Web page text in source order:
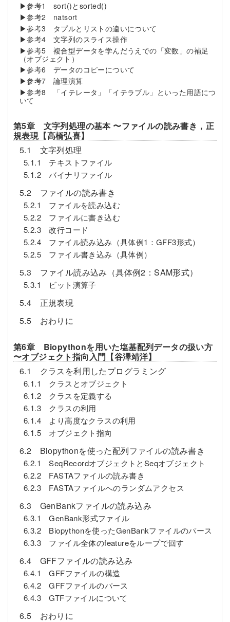
▶参考1 sort()とsorted()
▶参考2 natsort
▶参考3 タプルとリストの違いについて
▶参考4 文字列のスライス操作
▶参考5 複合型データを学んだうえでの「変数」の補足
（オブジェクト）
▶参考6 データのコピーについて
▶参考7 論理演算
▶参考8 「イテレータ」「イテラブル」といった用語につ
いて
第5章 文字列処理の基本 〜ファイルの読み書き，正
規表現【高橋弘喜】
5.1 文字列処理
5.1.1 テキストファイル
5.1.2 バイナリファイル
5.2 ファイルの読み書き
5.2.1 ファイルを読み込む
5.2.2 ファイルに書き込む
5.2.3 改行コード
5.2.4 ファイル読み込み（具体例1：GFF3形式）
5.2.5 ファイル書き込み（具体例）
5.3 ファイル読み込み（具体例2：SAM形式）
5.3.1 ビット演算子
5.4 正規表現
5.5 おわりに
第6章 Biopythonを用いた塩基配列データの扱い方
〜オブジェクト指向入門【谷澤靖洋】
6.1 クラスを利用したプログラミング
6.1.1 クラスとオブジェクト
6.1.2 クラスを定義する
6.1.3 クラスの利用
6.1.4 より高度なクラスの利用
6.1.5 オブジェクト指向
6.2 Biopythonを使った配列ファイルの読み書き
6.2.1 SeqRecordオブジェクトとSeqオブジェクト
6.2.2 FASTAファイルの読み書き
6.2.3 FASTAファイルへのランダムアクセス
6.3 GenBankファイルの読み込み
6.3.1 GenBank形式ファイル
6.3.2 Biopythonを使ったGenBankファイルのパース
6.3.3 ファイル全体のfeatureをループで回す
6.4 GFFファイルの読み込み
6.4.1 GFFファイルの構造
6.4.2 GFFファイルのパース
6.4.3 GTFファイルについて
6.5 おわりに